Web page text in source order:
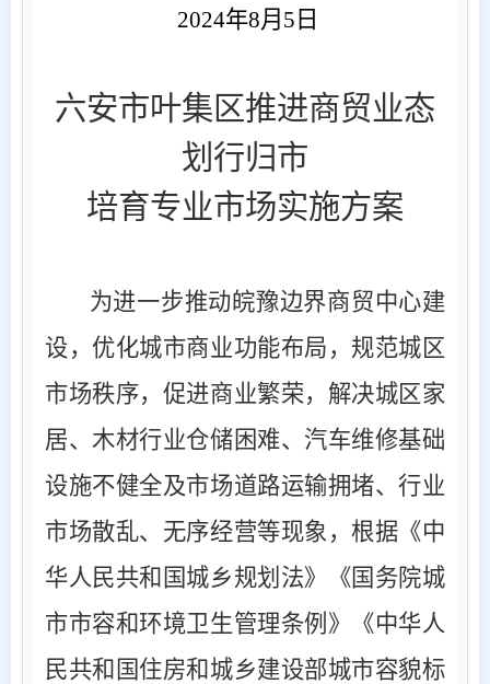
2024年8月 5 日
六安市叶集区推进商贸业态
划行归市
培育专业市场实施方案
为进一步推动皖豫边界商贸中心建
设，优化城市商业功能布局，规范城区
市场秩序，促进商业繁荣，解决城区家
居、木材行业仓储困难、汽车维修基础
设施不健全及市场道路运输拥堵、行业
市场散乱、无序经营等现象，根据《中
华人民共和国城乡规划法》《国务院城
市市容和环境卫生管理条例》《中华人
民共和国住房和城乡建设部城市容貌标